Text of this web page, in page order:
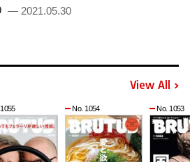
— 2021.05.30
View All
No. 1054 No. 1053